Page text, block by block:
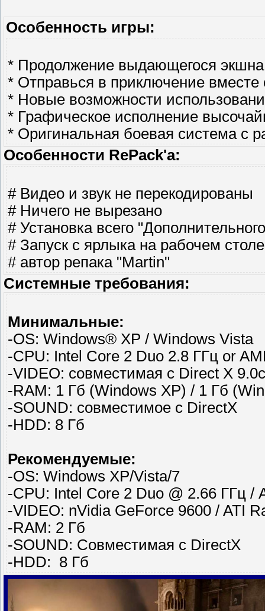
Особенность игры:
* Продолжение выдающегося
* Отправься в приключение
* Новые возможности
* Графическое исполнение
* Оригинальная боевая система с
Особенности RePack'a:
# Видео и звук не перекодированы
# Ничего не вырезано
# Установка всего
# Запуск с ярлыка на рабочем столе
# автор репака "Martin"
Системные требования:
Минимальные:
-OS: Windows® XP / Windows Vista
-CPU: Intel Core 2 Duo 2.8 ГГц or
-VIDEO: совместимая с Direct X
-RAM: 1 Гб (Windows XP) / 1 Гб
-SOUND: совместимое с DirectX
-HDD: 8 Гб
Рекомендуемые:
-OS: Windows XP/Vista/7
-CPU: Intel Core 2 Duo @ 2.66 ГГц /
-VIDEO: nVidia GeForce 9600 / ATI
-RAM: 2 Гб
-SOUND: Совместимая с DirectX
-HDD: 8 Гб